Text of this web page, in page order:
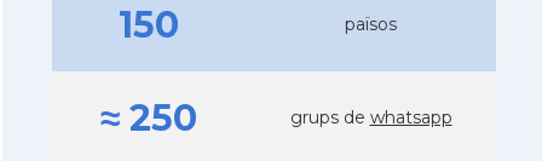
150 països
≈ 250 grups de whatsapp